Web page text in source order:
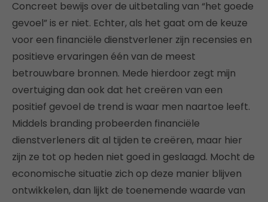
Concreet bewijs over de uitbetaling van “het goede
gevoel” is er niet. Echter, als het gaat om de keuze
voor een financiële dienstverlener zijn recensies en
positieve ervaringen één van de meest
betrouwbare bronnen. Mede hierdoor zegt mijn
overtuiging dan ook dat het creëren van een
positief gevoel de trend is waar men naartoe leeft.
Middels branding probeerden financiële
dienstverleners dit al tijden te creëren, maar hier
zijn ze tot op heden niet goed in geslaagd. Mocht de
economische situatie zich op deze manier blijven
ontwikkelen, dan lijkt de toenemende waarde van